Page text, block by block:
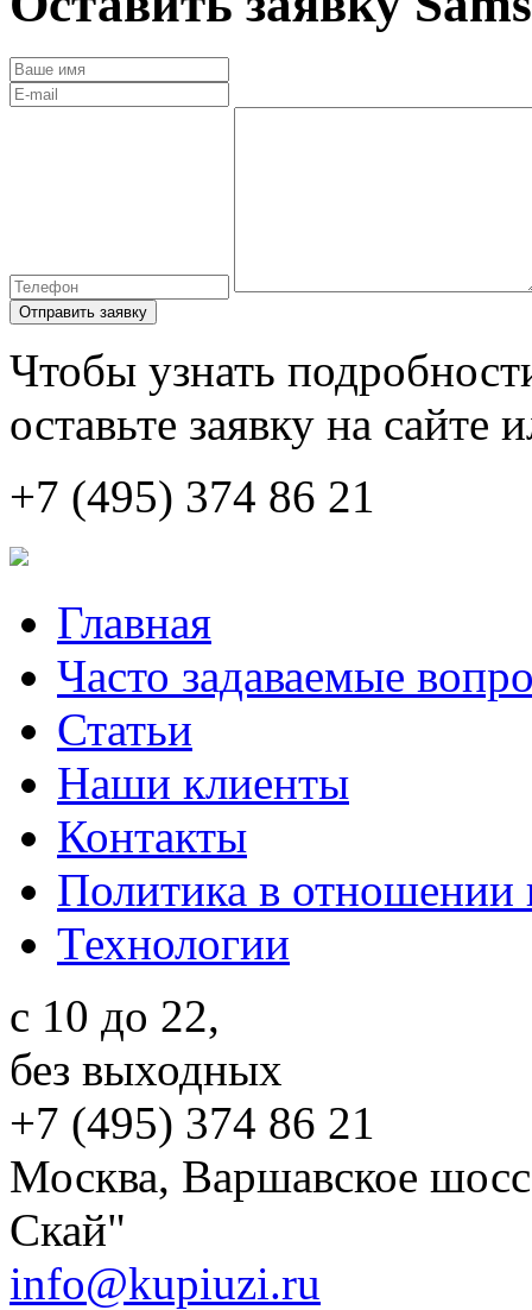
Отправить заявку
Чтобы узнать
оставьте заявку на
+7 (495) 374 86 21
Главная
Часто задаваемые
Статьи
Наши клиенты
Контакты
Политика в
Технологии
c 10 до 22,
без выходных
+7 (495) 374 86 21
Москва, Варшавское
Скай"
info@kupiuzi.ru